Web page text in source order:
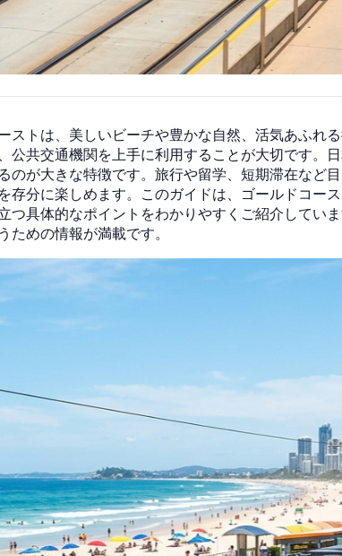
ストは、美しいビーチや豊かな自然、活気あふれ
公共交通機関を上手に利用することが大切です。
のが大きな特徴です。旅行や留学、短期滞在など
存分に楽しめます。このガイドは、ゴールドコー
つ具体的なポイントをわかりやすくご紹介してい
ための情報が満載です。